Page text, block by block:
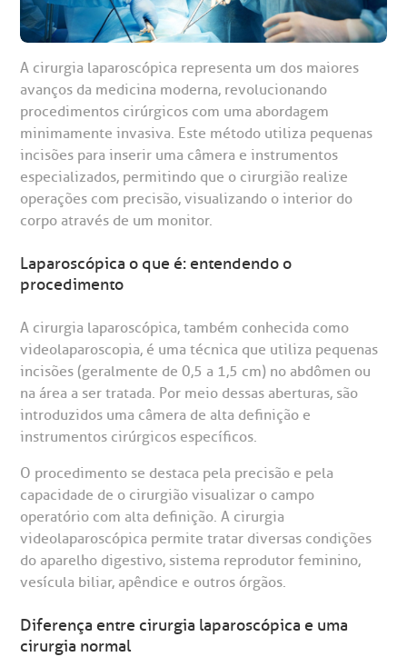
de consultas e exames
in antecipado
de exames
SAC
A BP conta com você para melhorar sempre a qualidade do
atendimento e dos serviços prestados.
A Ouvidoria e SAC são canais para você, cliente da BP, tirar
suas dúvidas, registrar suas reclamações ou fazer elogios
relacionados ao nosso atendimento e aos nossos serviços.
Horário de atendimento: 2ª a 6ª feira das 7h às 18h
ouvidoria@bp.org.br
Hospital BP
Saiba mais
Endereço:
Rua Maestro Cardim, 769
CEP: 01323-001 | Bela Vista
São Paulo - SP
BP Mirante
e Pesquisa
do médico
de conduta
Financeiras
social da BP
corporativa
social
Telemedicina BP
Teleinterconsulta
de atendimento
de Infarto SUS
socorro
de cópia de prontuário médico
de orçamento particular
de veracidade de atestado
atendimento
de Oncologia e Hematologia
de Excelência em Neurologia e
de Excelência em Ortopedia
especialidades
A cirurgia laparoscópica representa um dos maiores
avanços da medicina moderna, revolucionando
procedimentos cirúrgicos com uma abordagem
minimamente invasiva. Este método utiliza pequenas
incisões para inserir uma câmera e instrumentos
especializados, permitindo que o cirurgião realize
operações com precisão, visualizando o interior do
corpo através de um monitor.
Laparoscópica o que é: entendendo o
procedimento
A cirurgia laparoscópica, também conhecida como
videolaparoscopia, é uma técnica que utiliza pequenas
incisões (geralmente de 0,5 a 1,5 cm) no abdômen ou
na área a ser tratada. Por meio dessas aberturas, são
introduzidos uma câmera de alta definição e
instrumentos cirúrgicos específicos.
O procedimento se destaca pela precisão e pela
capacidade de o cirurgião visualizar o campo
operatório com alta definição. A cirurgia
videolaparoscópica permite tratar diversas condições
do aparelho digestivo, sistema reprodutor feminino,
vesícula biliar, apêndice e outros órgãos.
Diferença entre cirurgia laparoscópica e uma
cirurgia normal